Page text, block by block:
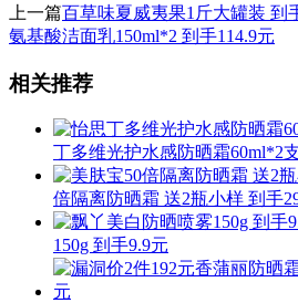
上一篇百草味夏威夷果1斤大罐装 到
氨基酸洁面乳150ml*2 到手114.9元
相关推荐
丁多维光护水感防晒霜60ml*2
倍隔离防晒霜 送2瓶小样 到手
150g 到手9.9元